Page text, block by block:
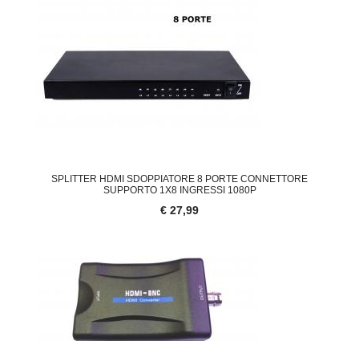
SPLITTER HDMI SDOPPIATORE 8 PORTE CONNETTORE
SUPPORTO 1X8 INGRESSI 1080P
€ 27,99